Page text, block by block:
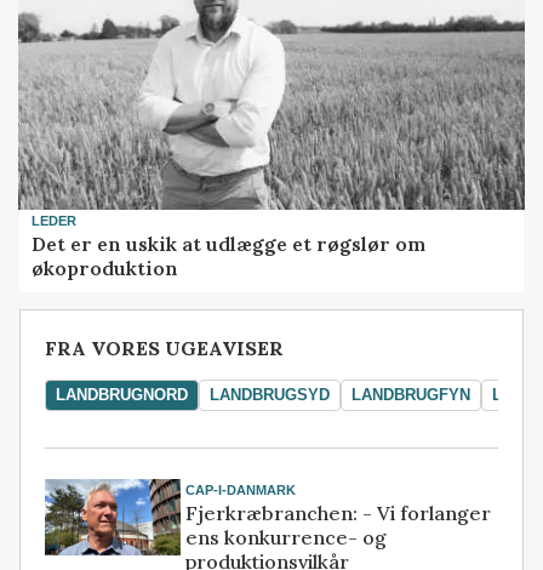
LEDER
Det er en uskik at udlægge et røgslør om
økoproduktion
FRA VORES UGEAVISER
LANDBRUGNORD LANDBRUGSYD LANDBRUGFYN
CAP-I-DANMARK
Fjerkræbranchen: - Vi forlanger
ens konkurrence- og
produktionsvilkår